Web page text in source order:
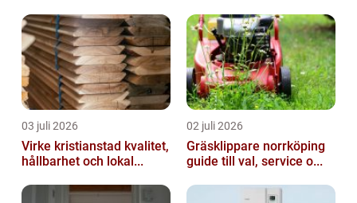
03 juli 2026
Virke kristianstad kvalitet,
hållbarhet och lokal...
02 juli 2026
Gräsklippare norrköping
guide till val, service o...